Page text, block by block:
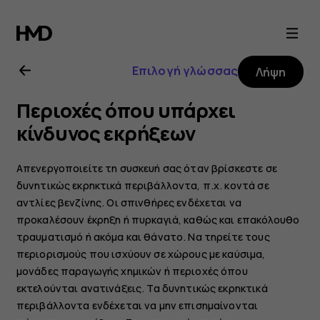
Οδηγίες
χρήσης
Nokia
5.3
Επιλογή γλώσσας Λήψη
Περιοχές όπου υπάρχει
κίνδυνος εκρήξεων
Απενεργοποιείτε τη συσκευή σας όταν βρίσκεστε σε
δυνητικώς εκρηκτικά περιβάλλοντα, π.χ. κοντά σε
αντλίες βενζίνης. Οι σπινθήρες ενδέχεται να
προκαλέσουν έκρηξη ή πυρκαγιά, καθώς και επακόλουθο
τραυματισμό ή ακόμα και θάνατο. Να τηρείτε τους
περιορισμούς που ισχύουν σε χώρους με καύσιμα,
μονάδες παραγωγής χημικών ή περιοχές όπου
εκτελούνται ανατινάξεις. Τα δυνητικώς εκρηκτικά
περιβάλλοντα ενδέχεται να μην επισημαίνονται